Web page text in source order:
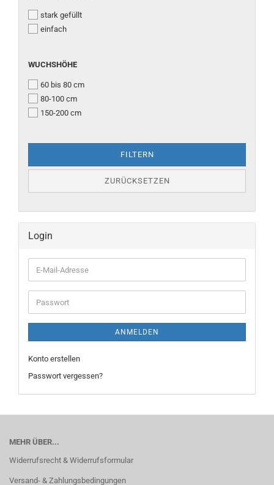
stark gefüllt
einfach
WUCHSHÖHE
WUCHSHÖHE
60 bis 80 cm
80-100 cm
150-200 cm
FILTERN
ZURÜCKSETZEN
Login
E-
Mail-
Adresse
Passwort
ANMELDEN
Konto erstellen
Passwort vergessen?
MEHR ÜBER...
Widerrufsrecht & Widerrufsformular
Versand- & Zahlungsbedingungen